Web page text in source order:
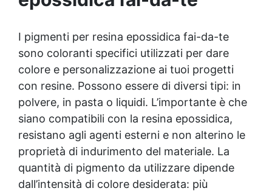
copre fino a 39 m², rendendo FLOOR SHIELD
delle superfici. ✅ Semplice da Mantenere:
La superficie trattata è facilmente lavabile e
può essere ripristinata con una mano di
prodotto anche dopo un anno.
I pigmenti per resina epossidica fai-da-te
sono coloranti specifici utilizzati per dare
colore e personalizzazione ai tuoi progetti
con resine. Possono essere di diversi tipi: in
polvere, in pasta o liquidi. L’importante è che
siano compatibili con la resina epossidica,
resistano agli agenti esterni e non alterino le
proprietà di indurimento del materiale. La
quantità di pigmento da utilizzare dipende
dall’intensità di colore desiderata: più